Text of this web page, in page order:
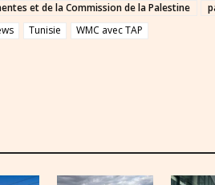
et de la Commission de la Palestine
Tunisie WMC avec TAP